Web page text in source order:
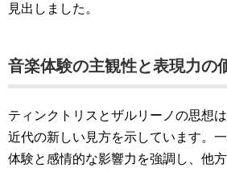
見出しました。
音楽体験の主観性と表現力の
ティンクトリスとザルリーノの思想
近代の新しい見方を示しています。
体験と感情的な影響力を強調し、他